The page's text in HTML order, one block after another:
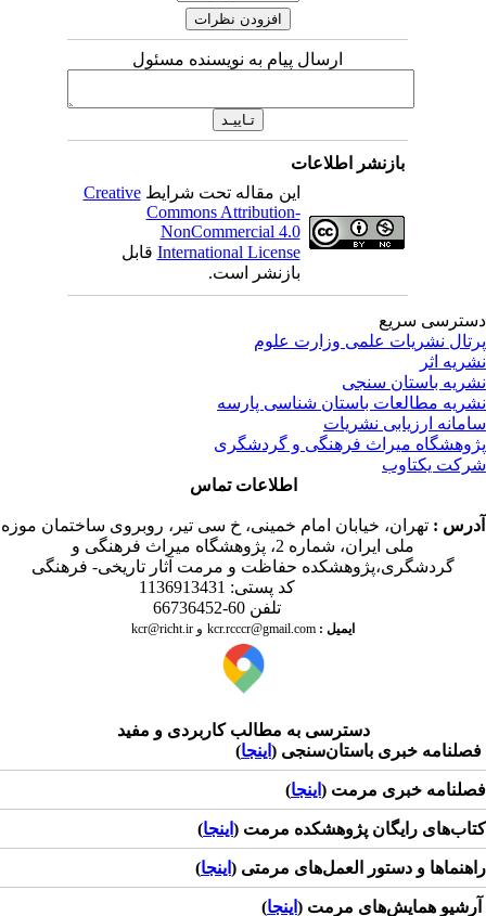
ارسال پیام به نویسنده مسئول
بازنشر اطلاعات
این مقاله تحت شرایطCreative
Commons Attribution-
NonCommercial 4.0
International Licenseقابل
بازنشر است.
سریع
نشریات علمی وزارت علوم
اثر
باستان سنجی
مطالعات باستان شناسی پارسه
ارزیابی نشریات
میراث فرهنگی و گردشگری
یکتاوب
اطلاعات تماس
: تهران، خیابان امام خمینی، خ سی تیر، روبروی ساختمان موزه
ملی ایران، شماره 2، پژوهشگاه میراث فرهنگی و
گردشگری،پژوهشکده حفاظت و مرمت آثار تاریخی- فرهنگی
کد پستی: 1136913431
تلفن 60-66736452
ایمیل:
kcr@richt.ir و kcr.rcccr@gmail.com
دسترسی به مطالب کاربردی و مفید
خبری باستان‌سنجی ( اینجا)
خبری مرمت ( اینجا)
رایگان پژوهشکده مرمت ( اینجا)
و دستور العمل‌های مرمتی ( اینجا)
همایش‌های مرمت ( اینجا)